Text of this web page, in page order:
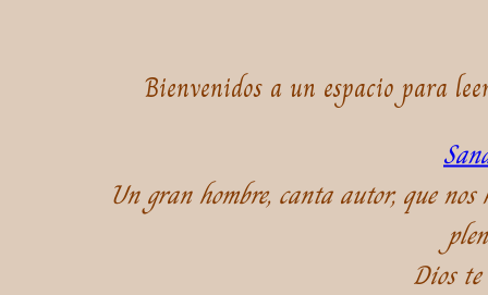
Bienvenidos a un espacio para
Un gran hombre, canta autor, que
Dios